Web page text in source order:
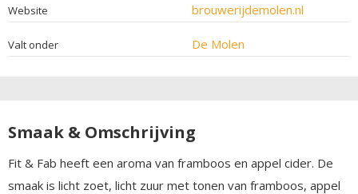
Website brouwerijdemolen.nl
Valt onder De Molen
Smaak & Omschrijving
Fit & Fab heeft een aroma van framboos en appel cider. De
smaak is licht zoet, licht zuur met tonen van framboos, appel